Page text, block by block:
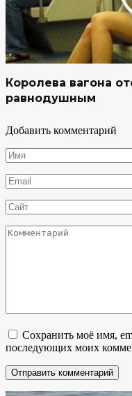
Королева вагона
равнодушным
Добавить комментарий
Имя
*
Email
*
Сайт
Комментарий
Сохранить моё имя,
последующих моих